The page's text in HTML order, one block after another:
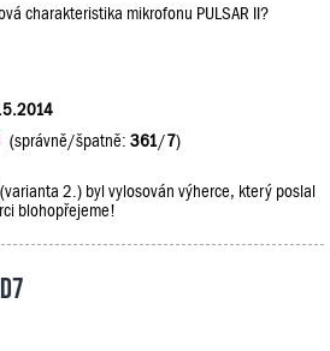
charakteristika mikrofonu PULSAR II?
(správně/špatně: 361/7)
2.) byl vylosován výherce, který poslal
blohopřejeme!